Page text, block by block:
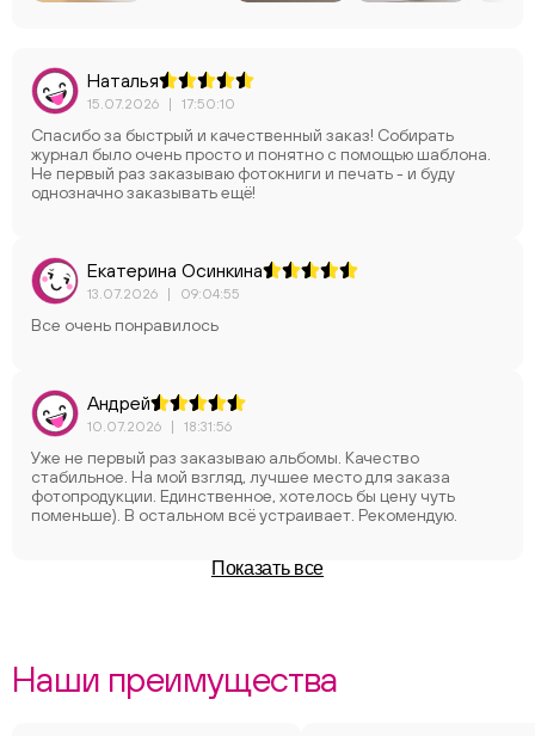
Наталья
15.07.2026 | 17:50:10
Спасибо за быстрый и качественный заказ! Собирать
журнал было очень просто и понятно с помощью шаблона.
Не первый раз заказываю фотокниги и печать - и буду
однозначно заказывать ещё!
Екатерина Осинкина
13.07.2026 | 09:04:55
Все очень понравилось
Андрей
10.07.2026 | 18:31:56
Уже не первый раз заказываю альбомы. Качество
стабильное. На мой взгляд, лучшее место для заказа
фотопродукции. Единственное, хотелось бы цену чуть
поменьше). В остальном всё устраивает. Рекомендую.
Показать все
Наши преимущества